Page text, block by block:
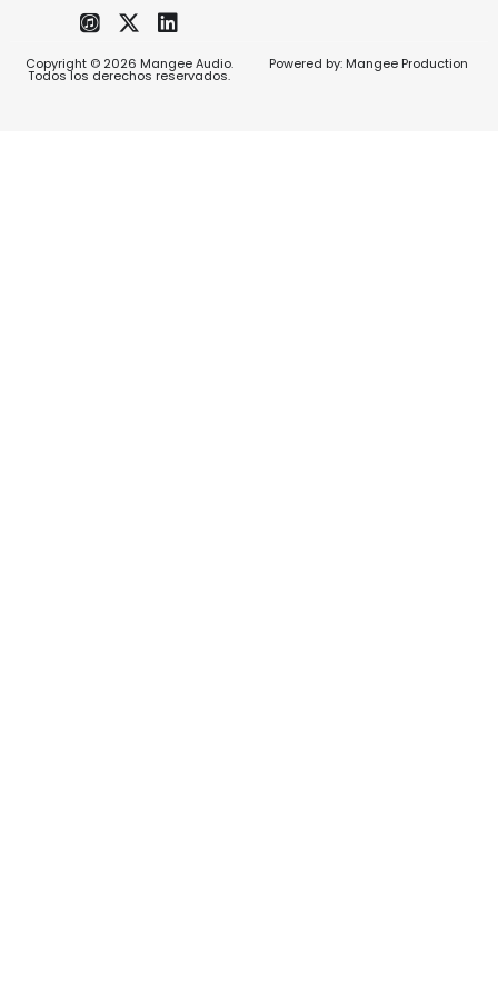
Copyright © 2026 Mangee Audio.
Todos los derechos reservados.
Powered by: Mangee Production